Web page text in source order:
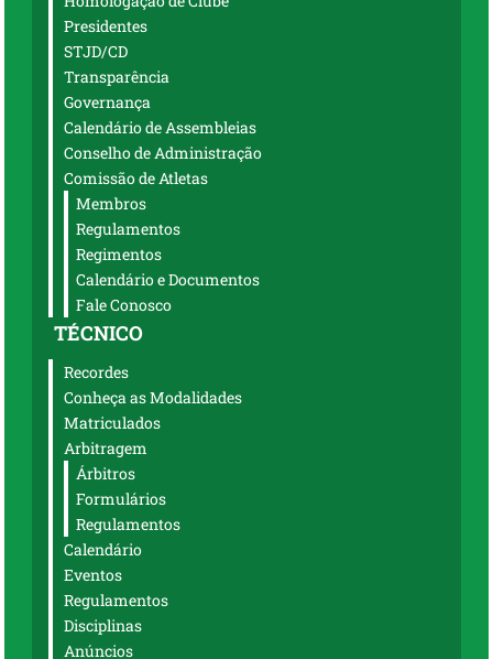
Presidentes
STJD/CD
Transparência
Governança
Calendário de Assembleias
Conselho de Administração
Comissão de Atletas
Membros
Regulamentos
Regimentos
Calendário e Documentos
Fale Conosco
TÉCNICO
Recordes
Conheça as Modalidades
Matriculados
Arbitragem
Árbitros
Formulários
Regulamentos
Calendário
Eventos
Regulamentos
Disciplinas
Anúncios